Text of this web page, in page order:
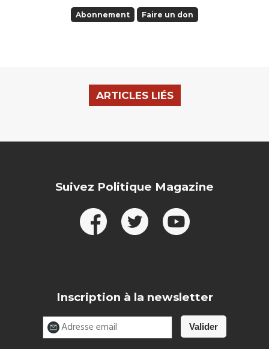
Abonnement Faire un don
ARTICLES LIÉS
Suivez Politique Magazine
Inscription à la newsletter